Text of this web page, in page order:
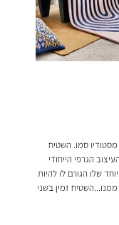
מסטודיו סמו. השטיח
הגרפי הייחודי
שלו הגורם לו להיות
זמין בשני